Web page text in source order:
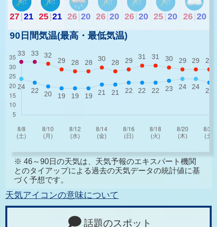
27 21 25 21 26 20 26 20 26 20 25 20 26 20
90日間気温(最高・最低気温)
※ 46～90日の天気は、天気予報のエキスパート機関
とのタイアップによる過去の天気データの統計値に基
づく予想です。
天気アイコンの意味について
話題のスポット